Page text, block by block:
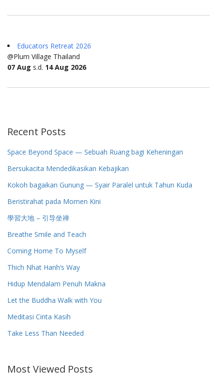
Educators Retreat 2026
@Plum Village Thailand
07 Aug s.d. 14 Aug 2026
Recent Posts
Space Beyond Space — Sebuah Ruang bagi Keheningan
Bersukacita Mendedikasikan Kebajikan
Kokoh bagaikan Gunung — Syair Paralel untuk Tahun Kuda
Beristirahat pada Momen Kini
學習大地 – 引导坐禅
Breathe Smile and Teach
Coming Home To Myself
Thich Nhat Hanh’s Way
Hidup Mendalam Penuh Makna
Let the Buddha Walk with You
Meditasi Cinta Kasih
Take Less Than Needed
Most Viewed Posts